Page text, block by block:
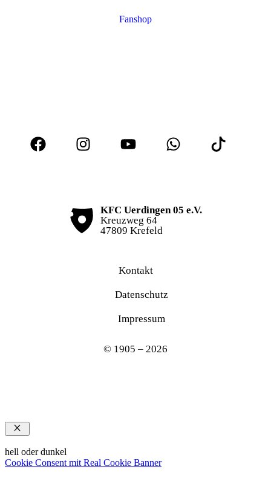
Fanshop
KFC Uerdingen 05 e.V.
Kreuzweg 64
47809 Krefeld
Kontakt
Datenschutz
Impressum
© 1905 – 2026
Schließen
hell oder dunkel
Cookie Consent mit Real Cookie Banner